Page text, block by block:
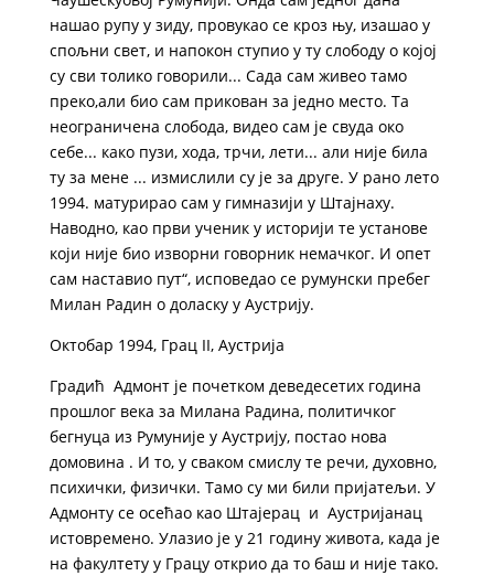
нашао рупу у зиду, провукао се кроз њу, изашао у
спољни свет, и напокон ступио у ту слободу о којој
су сви толико говорили... Сада сам живео тамо
преко,али био сам прикован за једно место. Та
неограничена слобода, видео сам је свуда око
себе... како пузи, хода, трчи, лети... али није била
ту за мене ... измислили су је за друге. У рано лето
1994. матурирао сам у гимназији у Штајнаху.
Наводно, као први ученик у историји те установе
који није био изворни говорник немачког. И опет
сам наставио пут“, исповедао се румунски пребег
Милан Радин о доласку у Аустрију.
Октобар 1994, Грац II, Аустрија
Градић Адмонт је почетком деведесетих година
прошлог века за Милана Радина, политичког
бегнуца из Румуније у Аустрију, постао нова
домовина . И то, у сваком смислу те речи, духовно,
психички, физички. Тамо су ми били пријатељи. У
Адмонту се осећао као Штајерац и Аустријанац
истовремено. Улазио је у 21 годину живота, када је
на факултету у Грацу открио да то баш и није тако.​